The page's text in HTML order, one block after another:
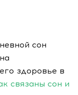
сон
здоровье в
связаны сон и